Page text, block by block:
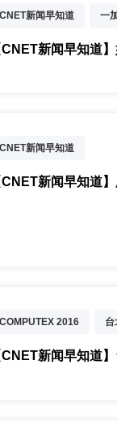
CNET新闻早知道 一
云栖大会厦门峰会 阿
CNET新闻早知道
CNET新闻早知道
CNET新闻早知道
COMPUTEX 2016 台
CNET新闻早知道 暴
CNET新闻早知道